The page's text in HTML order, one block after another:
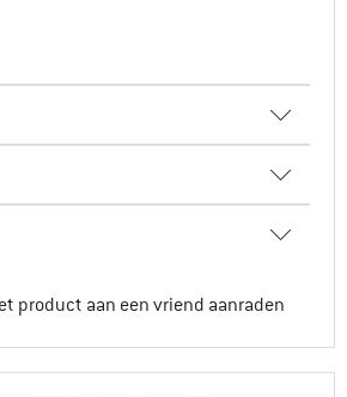
product aan een vriend aanraden